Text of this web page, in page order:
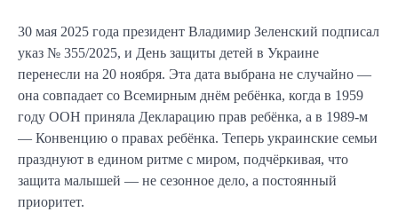
30 мая 2025 года президент Владимир Зеленский подписал
указ № 355/2025, и День защиты детей в Украине
перенесли на 20 ноября. Эта дата выбрана не случайно —
она совпадает со Всемирным днём ребёнка, когда в 1959
году ООН приняла Декларацию прав ребёнка, а в 1989-м
— Конвенцию о правах ребёнка. Теперь украинские семьи
празднуют в едином ритме с миром, подчёркивая, что
защита малышей — не сезонное дело, а постоянный
приоритет.